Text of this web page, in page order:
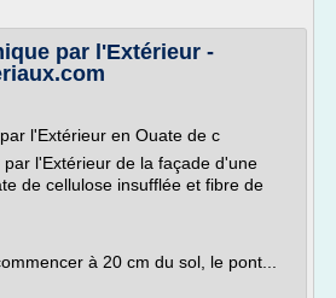
par l'Extérieur -
l'Extérieur en Ouate de c
l'Extérieur de la façade d'une
de cellulose insufflée et fibre de
à 20 cm du sol, le pont...